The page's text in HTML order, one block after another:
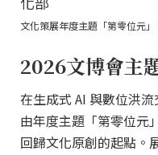
文化策展年度主題「第零位元
2026文博會主
在生成式 AI 與數位洪
由年度主題「第零位元
回歸文化原創的起點。